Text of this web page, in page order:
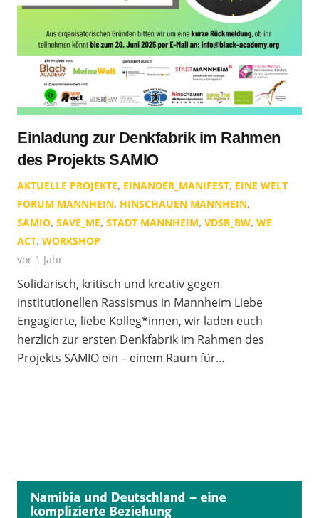
Einladung zur Denkfabrik im Rahmen
des Projekts SAMIO
AKTUELLE PROJEKTE, EINANDER_MANIFEST, EINE WELT
FORUM MANNHEIN, HINSCHAUEN MANNHEIN,
SAMIO, SAVE_ME, STADT MANNHEIM, VDSR_BW, WE
ACT, WORKSHOP
vor 1 Jahr
Solidarisch, kritisch und kreativ gegen
institutionellen Rassismus in Mannheim Liebe
Engagierte, liebe Kolleg*innen, wir laden euch
herzlich zur ersten Denkfabrik im Rahmen des
Projekts SAMIO ein – einem Raum für…